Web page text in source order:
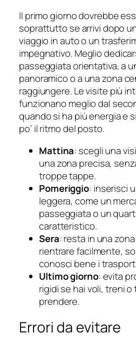
Il primo giorno dovrebbe
soprattutto se arrivi dopo
viaggio in auto o un
impegnativo. Meglio
passeggiata orientativa, a
panoramico o a una zona
raggiungere. Le visite più
funzionano meglio dal
quando si ha più energia e
po’ il ritmo del posto.
Mattina: scegli una
una zona precisa,
troppe tappe.
Pomeriggio: inserisci
leggera, come un
passeggiata o un
caratteristico.
Sera: resta in una
rientrare facilmente,
conosci bene i
Ultimo giorno: evita
rigidi se hai voli, treni
prendere.
Errori da evitare